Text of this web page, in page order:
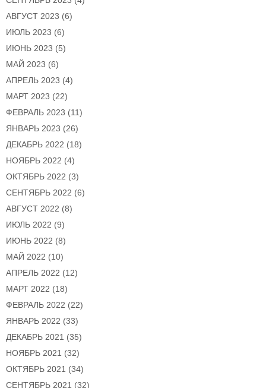
АВГУСТ 2023 (6)
ИЮЛЬ 2023 (6)
ИЮНЬ 2023 (5)
МАЙ 2023 (6)
АПРЕЛЬ 2023 (4)
МАРТ 2023 (22)
ФЕВРАЛЬ 2023 (11)
ЯНВАРЬ 2023 (26)
ДЕКАБРЬ 2022 (18)
НОЯБРЬ 2022 (4)
ОКТЯБРЬ 2022 (3)
СЕНТЯБРЬ 2022 (6)
АВГУСТ 2022 (8)
ИЮЛЬ 2022 (9)
ИЮНЬ 2022 (8)
МАЙ 2022 (10)
АПРЕЛЬ 2022 (12)
МАРТ 2022 (18)
ФЕВРАЛЬ 2022 (22)
ЯНВАРЬ 2022 (33)
ДЕКАБРЬ 2021 (35)
НОЯБРЬ 2021 (32)
ОКТЯБРЬ 2021 (34)
СЕНТЯБРЬ 2021 (32)